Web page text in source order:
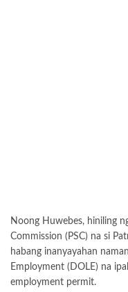
Noong Huwebes, hiniling
Commission (PSC) na si
habang inanyayahan
Employment (DOLE) na
employment permit.